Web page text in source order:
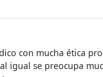
con mucha ética
igual se preocupa